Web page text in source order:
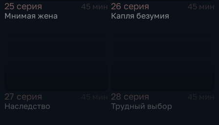
25 серия
45 мин
Мнимая жена
26 серия
45 мин
Капля безумия
27 серия
Наследство
28 серия
Трудный выбор